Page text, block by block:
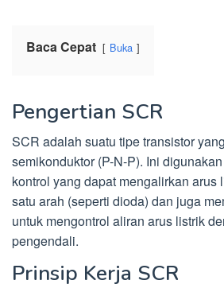
Baca Cepat Buka
Pengertian SCR
SCR adalah suatu tipe transistor
semikonduktor (P-N-P). Ini
kontrol yang dapat mengalirkan arus
satu arah (seperti dioda) dan juga
untuk mengontrol aliran arus listrik
pengendali.
Prinsip Kerja SCR